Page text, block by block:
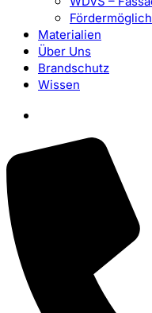
Materialien
Über Uns
Brandschutz
Wissen